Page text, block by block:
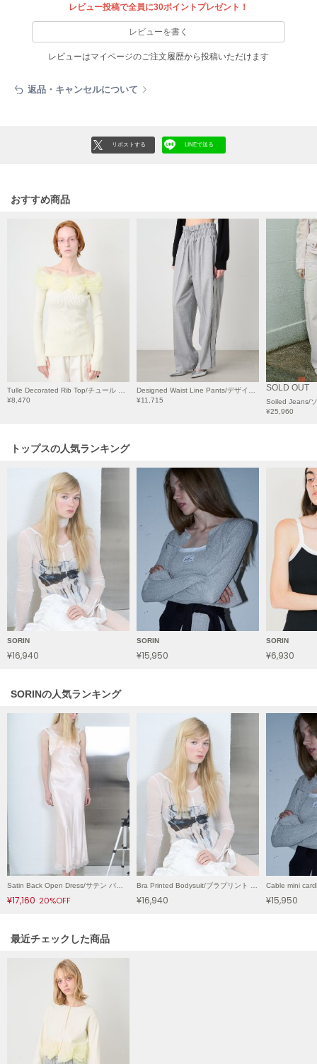
ファーファー
gelato pique
GELATO PIQUE CAT&DOG
ジェラート ピケ キャットアンドドッグ
HOKA ONEONE
ホカ オネオネ
le coq sportif
ルコックスポルティフ
LeSportsac
レスポートサック
LILY BROWN
リリーブラウン
LILY BROWN Lingerie
LITTLE UNION TOKYO
リトルユニオン トウキョウ
made of Organics
メイドオブオーガニクス
MICHU COQUETTE
MIESROHE
ミースロエ
ミラオーウェン
レビュー投稿で全員に30ポイントプレゼント！
レビューを書く
レビューはマイページのご注文履歴から投稿いただけます
返品・キャンセルについて
リポストする LINEで送る
おすすめ商品
¥8,470
¥11,715
SOLD OUT
Soiled Jeans/
¥25,960
トップスの人気ランキング
SORIN
¥16,940
SORIN
¥15,950
SORIN
¥6,930
SORINの人気ランキング
Satin Back Open Dress/サテン バックオープンドレス
¥17,160 20%OFF
Bra Printed Bodysuit/ブラプリント ボディスーツ
¥16,940 ¥15,950
関連記事
最近チェックした商品